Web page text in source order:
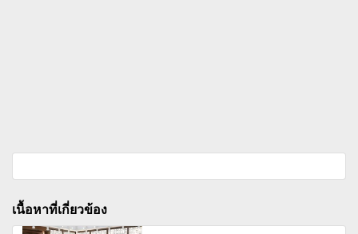
เนื้อหาที่เกี่ยวข้อง